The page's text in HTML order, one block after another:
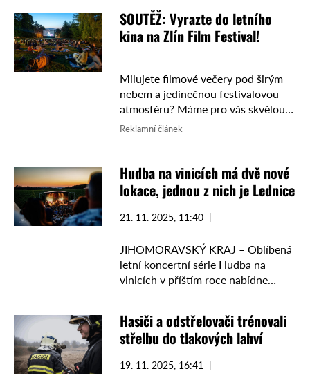
Od začátku roku provedli 46 kontrol
a zadrželi 137 herních automatů.
Jedna z posledních …
SOUTĚŽ: Vyrazte do letního
kina na Zlín Film Festival!
Milujete filmové večery pod širým
nebem a jedinečnou festivalovou
atmosféru? Máme pro vás skvělou
zprávu! Ve spolupráci se Zlín Film
oblíbeného ...
Reklamní článek
Hudba na vinicích má dvě nové
lokace, jednou z nich je Lednice
21. 11. 2025, 11:40
JIHOMORAVSKÝ KRAJ – Oblíbená
letní koncertní série Hudba na
vinicích v příštím roce nabídne
Hradní zámeček v Lednici …
Hasiči a odstřelovači trénovali
střelbu do tlakových lahví
19. 11. 2025, 16:41